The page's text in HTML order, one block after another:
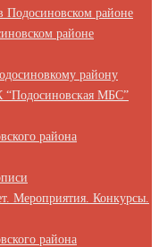
Подосиновском районе
районе
району
“Подосиновская МБС”
района
Мероприятия. Конкурсы.
района